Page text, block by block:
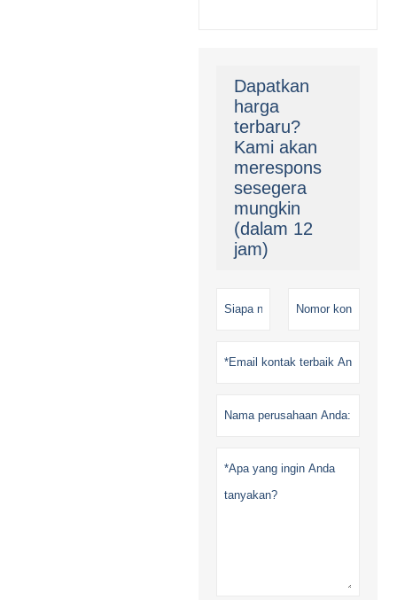
Dapatkan
harga
terbaru?
Kami akan
merespons
sesegera
mungkin
(dalam 12
jam)